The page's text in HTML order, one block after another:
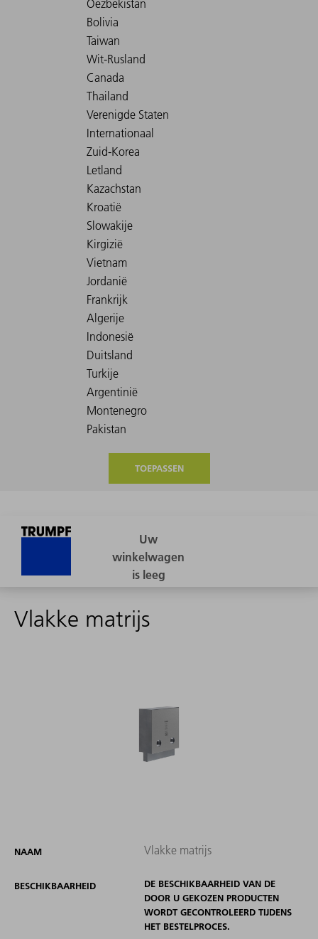
TOEPASSEN
Vlakke matrijs
NAAM Vlakke matrijs
BESCHIKBAARHEID
DE BESCHIKBAARHEID VAN DE
DOOR U GEKOZEN PRODUCTEN
WORDT GECONTROLEERD TIJDENS
HET BESTELPROCES.